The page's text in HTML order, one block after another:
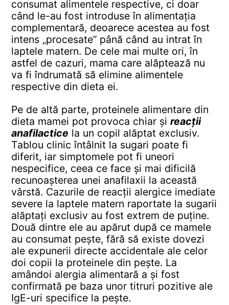
consumat alimentele respective, ci doar
când le-au fost introduse în alimentația
complementară, deoarece acestea au fost
intens „procesate” până când au intrat în
laptele matern. De cele mai multe ori, în
astfel de cazuri, mama care alăptează nu
va fi îndrumată să elimine alimentele
respective din dieta ei.
Pe de altă parte, proteinele alimentare din
dieta mamei pot provoca chiar și reacții
anafilactice la un copil alăptat exclusiv.
Tablou clinic întâlnit la sugari poate fi
diferit, iar simptomele pot fi uneori
nespecifice, ceea ce face și mai dificilă
recunoașterea unei anafilaxii la această
vârstă. Cazurile de reacții alergice imediate
severe la laptele matern raportate la sugarii
alăptați exclusiv au fost extrem de puține.
Două dintre ele au apărut după ce mamele
au consumat pește, fără să existe dovezi
ale expunerii directe accidentale ale celor
doi copii la proteinele din pește. La
amândoi alergia alimentară a și fost
confirmată pe baza unor titruri pozitive ale
IgE-uri specifice la pește.